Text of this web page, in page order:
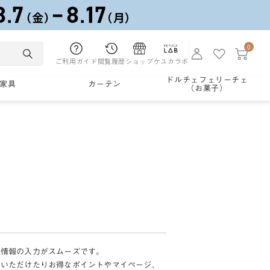
ご利用ガイド 閲覧履歴 ショップケユカラボ
0
家具 カーテン
ドルチェフェリーチェ
（お菓子）
報の入力がスムーズです。
ただけたりお得なポイントやマイページ、